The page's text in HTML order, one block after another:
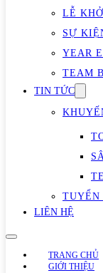
LỄ
SỰ
YEAR
TEAM
TIN TỨC
TUYỂN
LIÊN HỆ
TRANG CHỦ
GIỚI THIỆU